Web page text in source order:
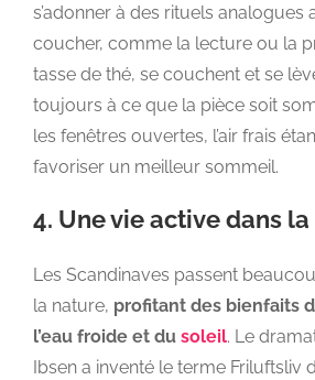
s’adonner à des rituels analogues
coucher, comme la lecture ou la
tasse de thé, se couchent et se
toujours à ce que la pièce soit
les fenêtres ouvertes, l’air frais
favoriser un meilleur sommeil.
4. Une vie active dans
Les Scandinaves passent
la nature, profitant des bienfaits
l’eau froide et du soleil. Le
Ibsen a inventé le terme Friluftsliv